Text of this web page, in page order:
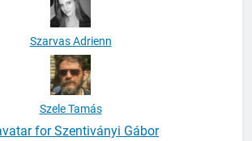
Szarvas Adrienn
Szele Tamás